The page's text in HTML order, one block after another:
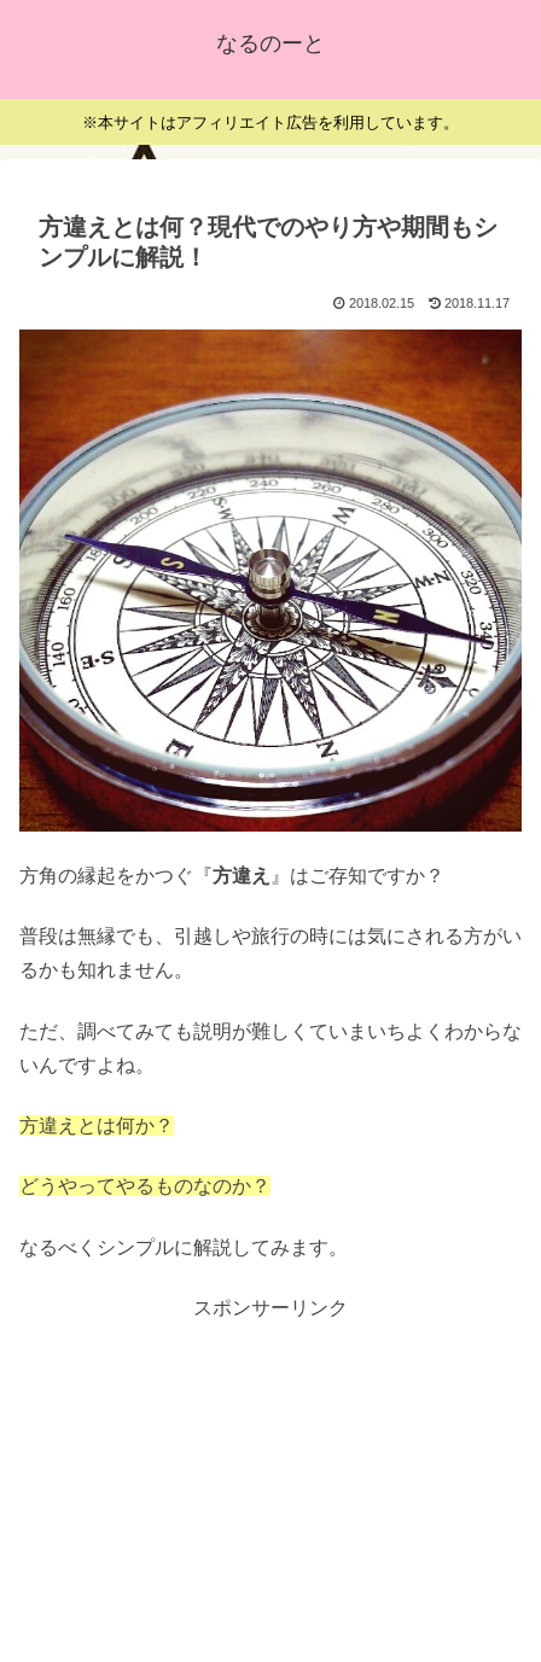
なるのーと
※本サイトはアフィリエイト広告を利用しています。
方違えとは何？現代でのやり方や期間もシ
ンプルに解説！
2018.02.15 2018.11.17
方角の縁起をかつぐ『方違え 』はご存知ですか？
普段は無縁でも、引越しや旅行の時には気にされる方がい
るかも知れません。
ただ、調べてみても説明が難しくていまいちよくわからな
いんですよね。
方違えとは何か？
どうやってやるものなのか？
なるべくシンプルに解説してみます。
スポンサーリンク